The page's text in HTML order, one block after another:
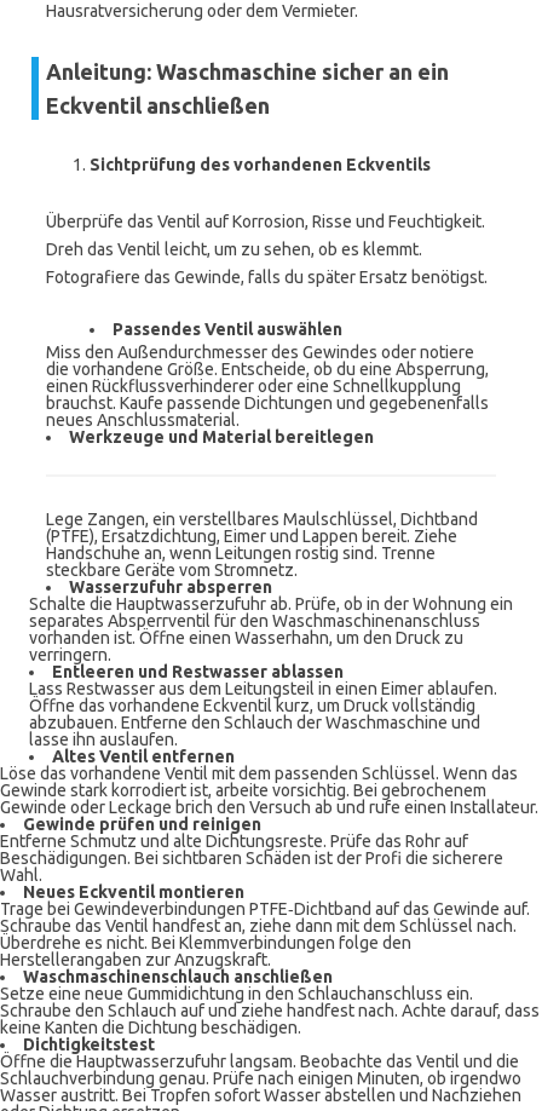
Hausratversicherung oder dem Vermieter.
Anleitung: Waschmaschine sicher an ein
Eckventil anschließen
Sichtprüfung des vorhandenen Eckventils
Überprüfe das Ventil auf Korrosion, Risse und Feuchtigkeit.
Dreh das Ventil leicht, um zu sehen, ob es klemmt.
Fotografiere das Gewinde, falls du später Ersatz benötigst.
Passendes Ventil auswählen
Miss den Außendurchmesser des Gewindes oder notiere
die vorhandene Größe. Entscheide, ob du eine Absperrung,
einen Rückflussverhinderer oder eine Schnellkupplung
brauchst. Kaufe passende Dichtungen und gegebenenfalls
neues Anschlussmaterial.
Werkzeuge und Material bereitlegen
Lege Zangen, ein verstellbares Maulschlüssel, Dichtband
(PTFE), Ersatzdichtung, Eimer und Lappen bereit. Ziehe
Handschuhe an, wenn Leitungen rostig sind. Trenne
steckbare Geräte vom Stromnetz.
Wasserzufuhr absperren
Schalte die Hauptwasserzufuhr ab. Prüfe, ob in der Wohnung ein
separates Absperrventil für den Waschmaschinenanschluss
vorhanden ist. Öffne einen Wasserhahn, um den Druck zu
verringern.
Entleeren und Restwasser ablassen
Lass Restwasser aus dem Leitungsteil in einen Eimer ablaufen.
Öffne das vorhandene Eckventil kurz, um Druck vollständig
abzubauen. Entferne den Schlauch der Waschmaschine und
lasse ihn auslaufen.
Altes Ventil entfernen
Löse das vorhandene Ventil mit dem passenden Schlüssel. Wenn das
Gewinde stark korrodiert ist, arbeite vorsichtig. Bei gebrochenem
Gewinde oder Leckage brich den Versuch ab und rufe einen Installateur.
Gewinde prüfen und reinigen
Entferne Schmutz und alte Dichtungsreste. Prüfe das Rohr auf
Beschädigungen. Bei sichtbaren Schäden ist der Profi die sicherere
Wahl.
Neues Eckventil montieren
Trage bei Gewindeverbindungen PTFE‑Dichtband auf das Gewinde auf.
Schraube das Ventil handfest an, ziehe dann mit dem Schlüssel nach.
Überdrehe es nicht. Bei Klemmverbindungen folge den
Herstellerangaben zur Anzugskraft.
Waschmaschinenschlauch anschließen
Setze eine neue Gummidichtung in den Schlauchanschluss ein.
Schraube den Schlauch auf und ziehe handfest nach. Achte darauf, dass
keine Kanten die Dichtung beschädigen.
Dichtigkeitstest
Öffne die Hauptwasserzufuhr langsam. Beobachte das Ventil und die
Schlauchverbindung genau. Prüfe nach einigen Minuten, ob irgendwo
Wasser austritt. Bei Tropfen sofort Wasser abstellen und Nachziehen